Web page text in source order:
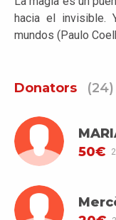
hacia el invisible.
mundos (Paulo
Donators (24)
50€